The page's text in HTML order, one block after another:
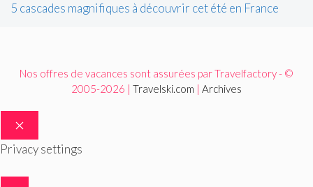
5 cascades magnifiques à découvrir cet été en France
Nos offres de vacances sont assurées par Travelfactory - ©
2005-2026 | Travelski.com Archives
FERMER
Privacy settings